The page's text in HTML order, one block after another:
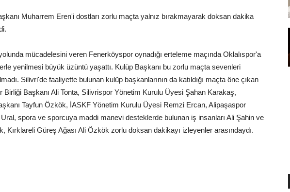
Muharrem Eren'i dostları zorlu maçta yalnız bırakmayarak doksan dakika
mücadelesini veren Fenerköyspor oynadığı erteleme maçında Oklalıspor'a
yenilmesi büyük üzüntü yaşattı. Kulüp Başkanı bu zorlu maçta sevenleri
Silivri'de faaliyette bulunan kulüp başkanlarının da katıldığı maçta öne çıkan
Birliği Başkanı Ali Tonta, Silivrispor Yönetim Kurulu Üyesi Şahan Karakaş,
Tayfun Özkök, İASKF Yönetim Kurulu Üyesi Remzi Ercan, Alipaşaspor
spora ve sporcuya maddi manevi desteklerde bulunan iş insanları Ali Şahin ve
Kırklareli Güreş Ağası Ali Özkök zorlu doksan dakikayı izleyenler arasındaydı.